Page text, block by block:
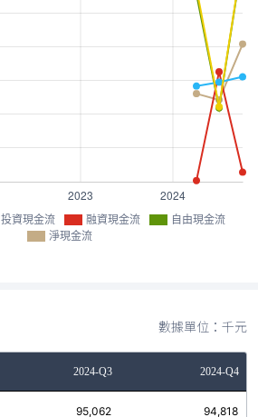
投資現金流 融資現金流
自由現金流
淨現金流
數據單位：千元
2024-Q3 2024-Q4
95,062 94,818